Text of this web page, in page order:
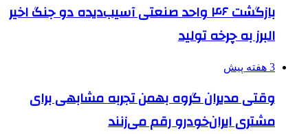
بازگشت ۴۶ واحد صنعتی آسیب‌دیده دو جنگ اخیر
البرز به چرخه تولید
3 هفته پیش
وقتی مدیران گروه بهمن تجربه مشابهی برای
مشتری ایران‌خودرو رقم می‌زنند